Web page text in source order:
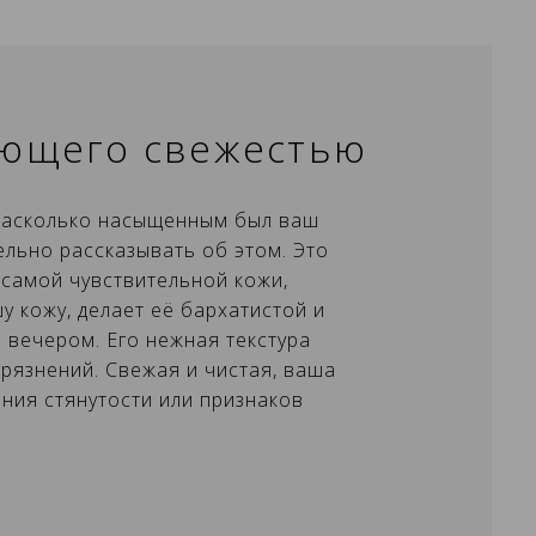
×
×
свежестью
насыщенным был ваш
рассказывать об этом. Это
чувствительной кожи,
делает её бархатистой и
Его нежная текстура
Свежая и чистая, ваша
стянутости или признаков